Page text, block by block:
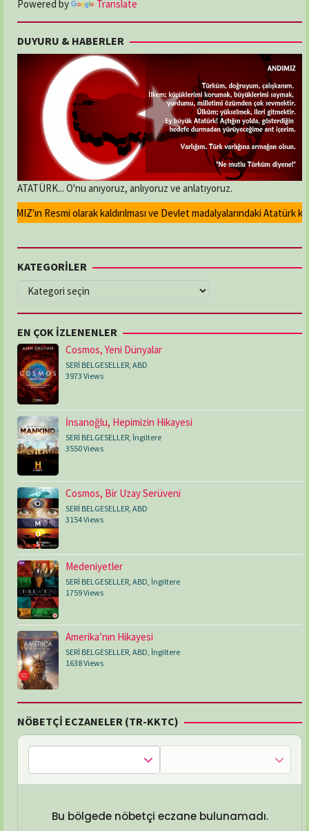
Powered by Translate
DUYURU & HABERLER
ATATÜRK... O'nu anıyoruz, anlıyoruz ve anlatıyoruz.
Resmi olarak kaldırılması ve Devlet madalyalarındaki Atatürk
KATEGORİLER
KATEGORİLER
EN ÇOK İZLENENLER
Cosmos, Yeni Dünyalar
SERİ BELGESELLER, ABD
3973 Views
İnsanoğlu, Hepimizin Hikayesi
SERİ BELGESELLER, İngiltere
3550 Views
Cosmos, Bir Uzay Serüveni
SERİ BELGESELLER ABD
3154 Views
Medeniyetler
SERİ BELGESELLER ABD İngiltere
1759 Views
Amerika’nın Hikayesi
SERİ BELGESELLER ABD İngiltere
1638 Views
NÖBETÇİ ECZANELER (TR-KKTC)
Bu bölgede nöbetçi eczane bulunamadı.